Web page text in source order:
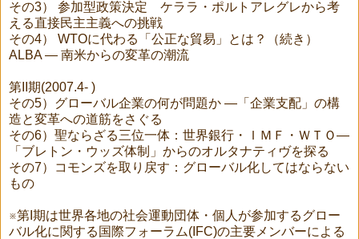
その3） 参加型政策決定 ケララ・ポルトアレグレから考
える直接民主主義への挑戦
その4） WTOに代わる「公正な貿易」とは？（続き）
ALBA — 南米からの変革の潮流
第II期(2007.4- )
その5）グローバル企業の何が問題か —「企業支配」の構
造と変革への道筋をさぐる
その6）聖ならざる三位一体：世界銀行・ＩＭＦ・ＷＴＯ—
「ブレトン・ウッズ体制」からのオルタナティヴを探る
その7）コモンズを取り戻す：グローバル化してはならない
もの
※第I期は世界各地の社会運動団体・個人が参加するグロー
バル化に関する国際フォーラム(IFC)の主要メンバーによる